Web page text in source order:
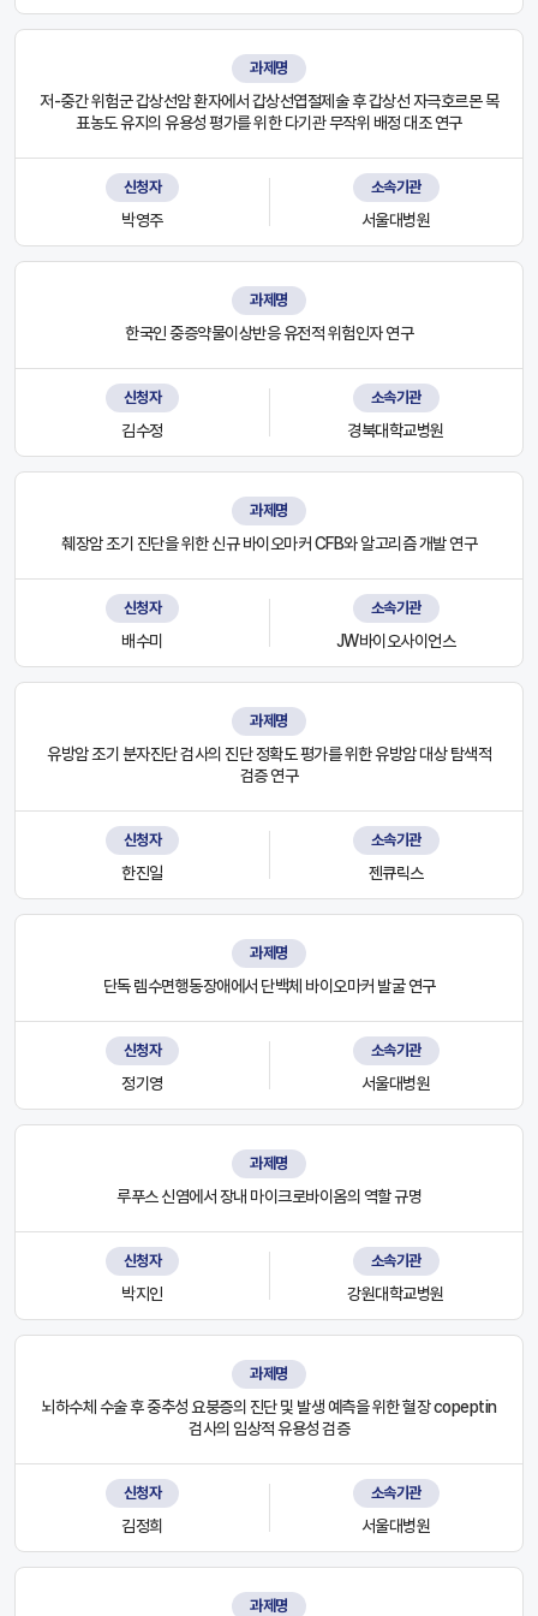
과제명
저-중간 위험군 갑상선암 환자에서 갑상선엽절제술 후 갑상선 자극호르몬 목
표농도 유지의 유용성 평가를 위한 다기관 무작위 배정 대조 연구
신청자
박영주
소속기관
서울대병원
과제명
한국인 중증약물이상반응 유전적 위험인자 연구
신청자
김수정
소속기관
경북대학교병원
과제명
췌장암 조기 진단을 위한 신규 바이오마커 CFB와 알고리즘 개발 연구
신청자
배수미
소속기관
JW바이오사이언스
과제명
유방암 조기 분자진단 검사의 진단 정확도 평가를 위한 유방암 대상 탐색적
검증 연구
신청자
한진일
소속기관
젠큐릭스
과제명
단독 렘수면행동장애에서 단백체 바이오마커 발굴 연구
신청자
정기영
소속기관
서울대병원
과제명
루푸스 신염에서 장내 마이크로바이옴의 역할 규명
신청자
박지인
소속기관
강원대학교병원
과제명
뇌하수체 수술 후 중추성 요붕증의 진단 및 발생 예측을 위한 혈장 copeptin
검사의 임상적 유용성 검증
신청자
김정희
소속기관
서울대병원
과제명